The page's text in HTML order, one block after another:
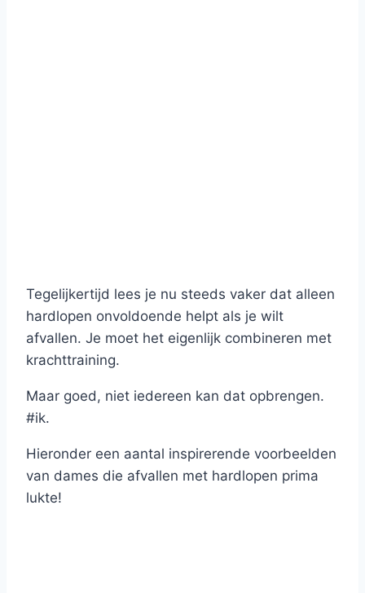
Tegelijkertijd lees je nu steeds vaker dat alleen
hardlopen onvoldoende helpt als je wilt
afvallen. Je moet het eigenlijk combineren met
krachttraining.
Maar goed, niet iedereen kan dat opbrengen.
#ik.
Hieronder een aantal inspirerende voorbeelden
van dames die afvallen met hardlopen prima
lukte!